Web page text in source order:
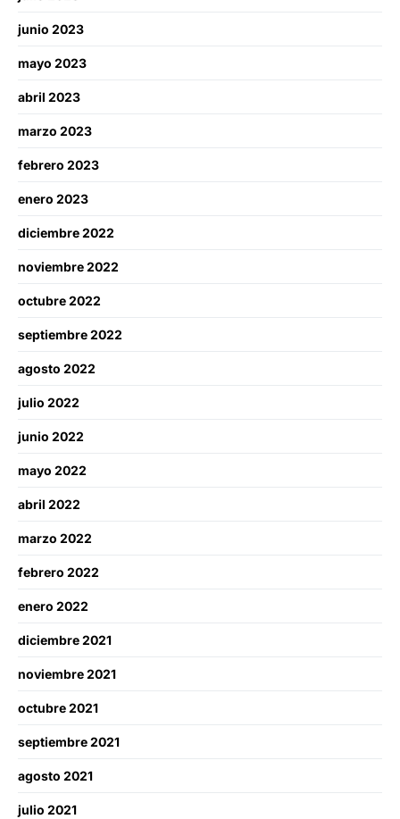
junio 2023
mayo 2023
abril 2023
marzo 2023
febrero 2023
enero 2023
diciembre 2022
noviembre 2022
octubre 2022
septiembre 2022
agosto 2022
julio 2022
junio 2022
mayo 2022
abril 2022
marzo 2022
febrero 2022
enero 2022
diciembre 2021
noviembre 2021
octubre 2021
septiembre 2021
agosto 2021
julio 2021